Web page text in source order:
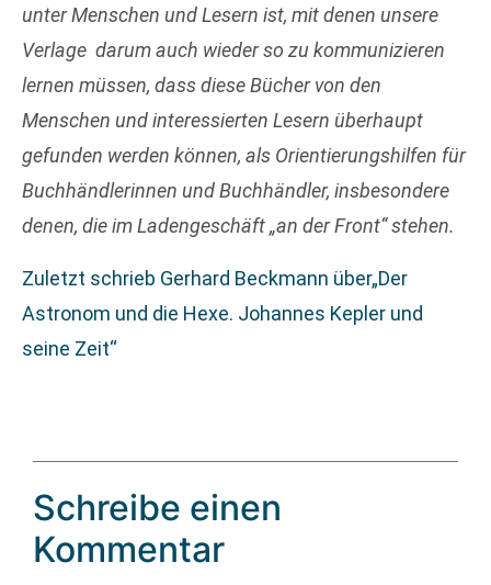
unter Menschen und Lesern ist, mit denen unsere
Verlage darum auch wieder so zu kommunizieren
lernen müssen, dass diese Bücher von den
Menschen und interessierten Lesern überhaupt
gefunden werden können, als Orientierungshilfen für
Buchhändlerinnen und Buchhändler, insbesondere
denen, die im Ladengeschäft „an der Front“ stehen.
Zuletzt schrieb Gerhard Beckmann über„Der
Astronom und die Hexe. Johannes Kepler und
seine Zeit“
Schreibe einen
Kommentar